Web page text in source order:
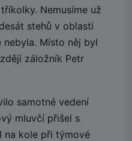
Nemusíme už
stehů v oblasti
nebyla. Místo něj byl
záložník Petr
samotné vedení
mluvčí přišel s
na kole při týmové